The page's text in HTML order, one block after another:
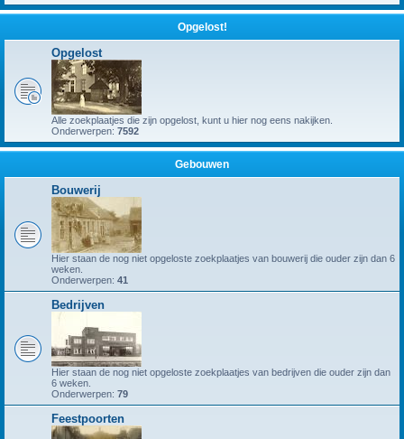
Opgelost!
Opgelost
Alle zoekplaatjes die zijn opgelost, kunt u hier nog eens nakijken.
Onderwerpen: 7592
Gebouwen
Bouwerij
Hier staan de nog niet opgeloste zoekplaatjes van bouwerij die ouder zijn dan 6
weken.
Onderwerpen: 41
Bedrijven
Hier staan de nog niet opgeloste zoekplaatjes van bedrijven die ouder zijn dan
6 weken.
Onderwerpen: 79
Feestpoorten